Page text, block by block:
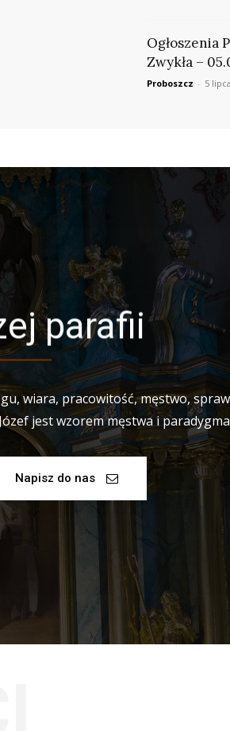
Ogłoszenia
Zwykła –
Proboszcz - 5
parafii
wiara, pracowitość, męstwo,
jest wzorem męstwa i
Napisz do nas